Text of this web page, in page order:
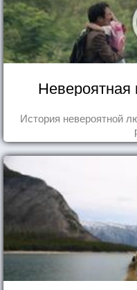
Невероятная
История невероятной